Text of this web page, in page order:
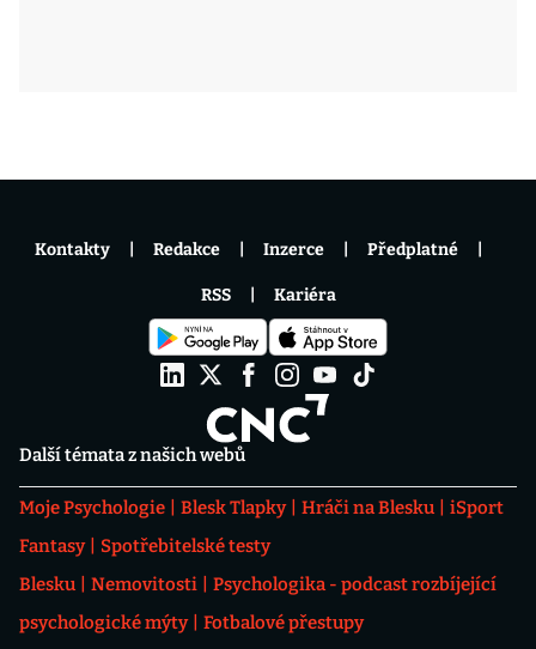
Další témata z našich webů
Moje Psychologie Blesk Tlapky Hráči na Blesku
iSport
Fantasy
Spotřebitelské testy
Blesku
Nemovitosti
Psychologika - podcast rozbíjející
psychologické mýty
Fotbalové přestupy
Kontakty Redakce Inzerce Předplatné
RSS Kariéra